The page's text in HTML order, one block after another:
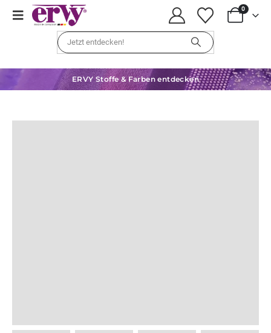
0
ERVY Stoffe & Farben entdecken